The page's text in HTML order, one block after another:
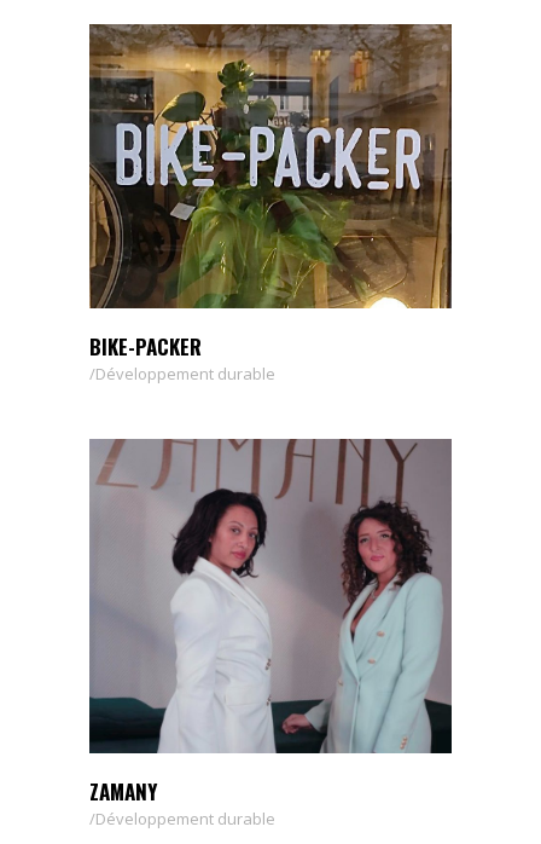
BIKE-PACKER
Développement durable
ZAMANY
Développement durable